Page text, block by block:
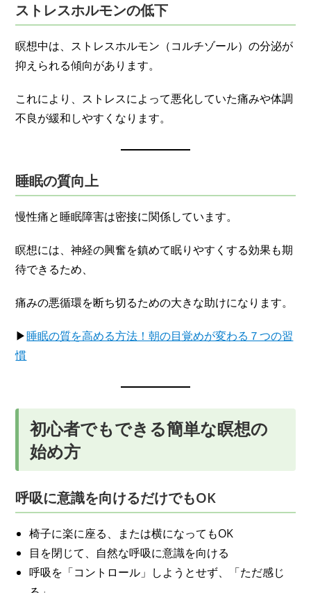
ストレスホルモンの低下
瞑想中は、ストレスホルモン（コルチゾール）の分泌が
抑えられる傾向があります。
これにより、ストレスによって悪化していた痛みや体調
不良が緩和しやすくなります。
睡眠の質向上
慢性痛と睡眠障害は密接に関係しています。
瞑想には、神経の興奮を鎮めて眠りやすくする効果も期
待できるため、
痛みの悪循環を断ち切るための大きな助けになります。
▶睡眠の質を高める方法！朝の目覚めが変わる７つの習
慣
初心者でもできる簡単な瞑想の
始め方
呼吸に意識を向けるだけでもOK
椅子に楽に座る、または横になってもOK
目を閉じて、自然な呼吸に意識を向ける
呼吸を「コントロール」しようとせず、「ただ感じ